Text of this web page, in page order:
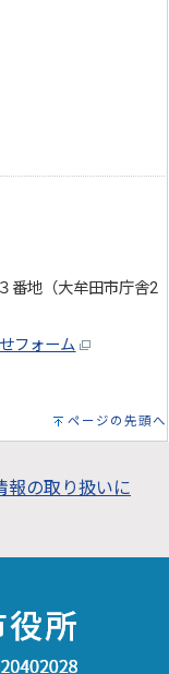
番地（大牟田市庁舎2
フォーム
ページの先頭へ
報の取り扱いに